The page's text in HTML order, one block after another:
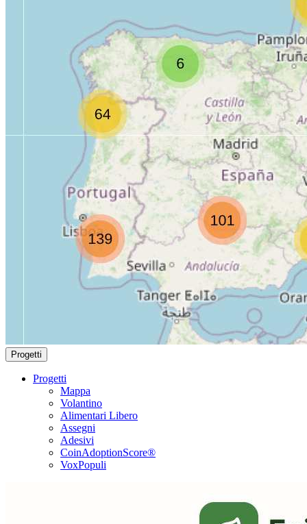
Progetti
Progetti
Mappa
Volantino
Alimentari Libero
Assegni
Adesivi
CoinAdoptionScore®
VoxPopuli